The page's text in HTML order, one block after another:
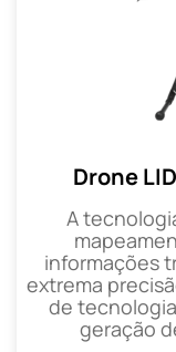
Drone
A
informações
extrema
de
geração